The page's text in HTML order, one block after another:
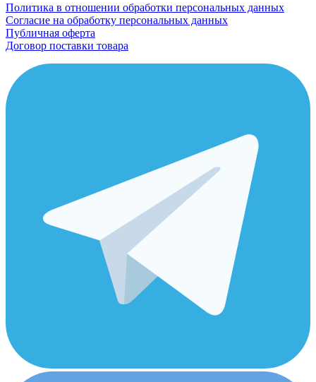
Политика в отношении обработки персональных данных
Согласие на обработку персональных данных
Публичная оферта
Договор поставки товара